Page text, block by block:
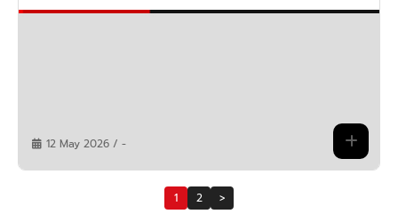
12 May 2026 / -
1 2 >